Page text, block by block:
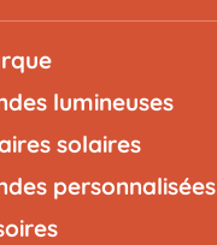
lumineuses
solaires
personnalisées